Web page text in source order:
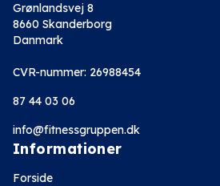
Grønlandsvej 8
8660 Skanderborg
Danmark
CVR-nummer: 26988454
87 44 03 06
info@fitnessgruppen.dk
Informationer
Forside